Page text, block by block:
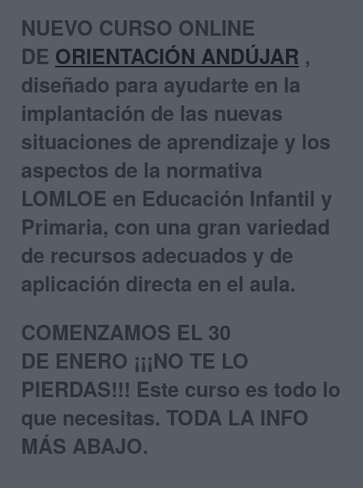
NUEVO CURSO ONLINE
DE ORIENTACIÓN ANDÚJAR ,
diseñado para ayudarte en la
implantación de las nuevas
situaciones de aprendizaje y los
aspectos de la normativa
LOMLOE en Educación Infantil y
Primaria, con una gran variedad
de recursos adecuados y de
aplicación directa en el aula.
COMENZAMOS EL 30
DE ENERO ¡¡¡NO TE LO
PIERDAS!!! Este curso es todo lo
que necesitas. TODA LA INFO
MÁS ABAJO.